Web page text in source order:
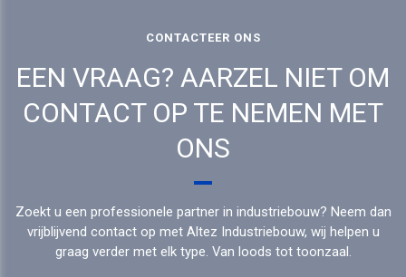
CONTACTEER ONS
EEN VRAAG? AARZEL NIET OM
CONTACT OP TE NEMEN MET
ONS
Zoekt u een professionele partner in industriebouw? Neem dan
vrijblijvend contact op met Altez Industriebouw, wij helpen u
graag verder met elk type. Van loods tot toonzaal.